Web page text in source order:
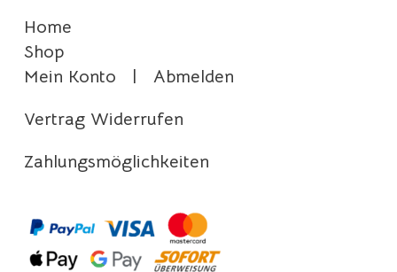
Home
Shop
Mein Konto
Abmelden
Vertrag Widerrufen
Zahlungsmöglichkeiten